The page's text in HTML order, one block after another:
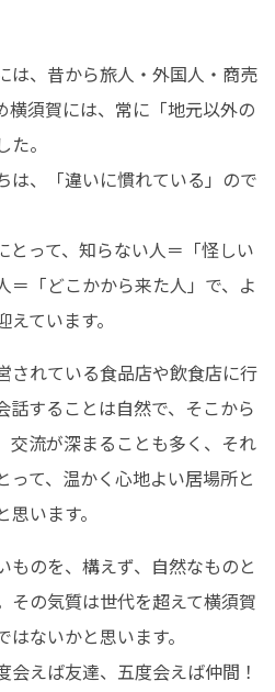
は、昔から旅人・外国人・商売
横須賀には、常に「地元以外の
。
は、「違いに慣れている」ので
とって、知らない人＝「怪しい
＝「どこかから来た人」で、よ
ています。
されている食品店や飲食店に行
話することは自然で、そこから
交流が深まることも多く、それ
って、温かく心地よい居場所と
います。
ものを、構えず、自然なものと
その気質は世代を超えて横須賀
ないかと思います。
えば友達、五度会えば仲間！